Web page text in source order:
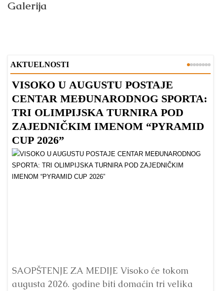
Galerija
AKTUELNOSTI
VISOKO U AUGUSTU POSTAJE
CENTAR MEĐUNARODNOG SPORTA:
TRI OLIMPIJSKA TURNIRA POD
ZAJEDNIČKIM IMENOM “PYRAMID
CUP 2026”
SAOPŠTENJE ZA MEDIJE Visoko će tokom
augusta 2026. godine biti domaćin tri velika